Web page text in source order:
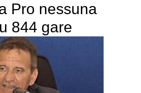
Pro nessuna
844 gare